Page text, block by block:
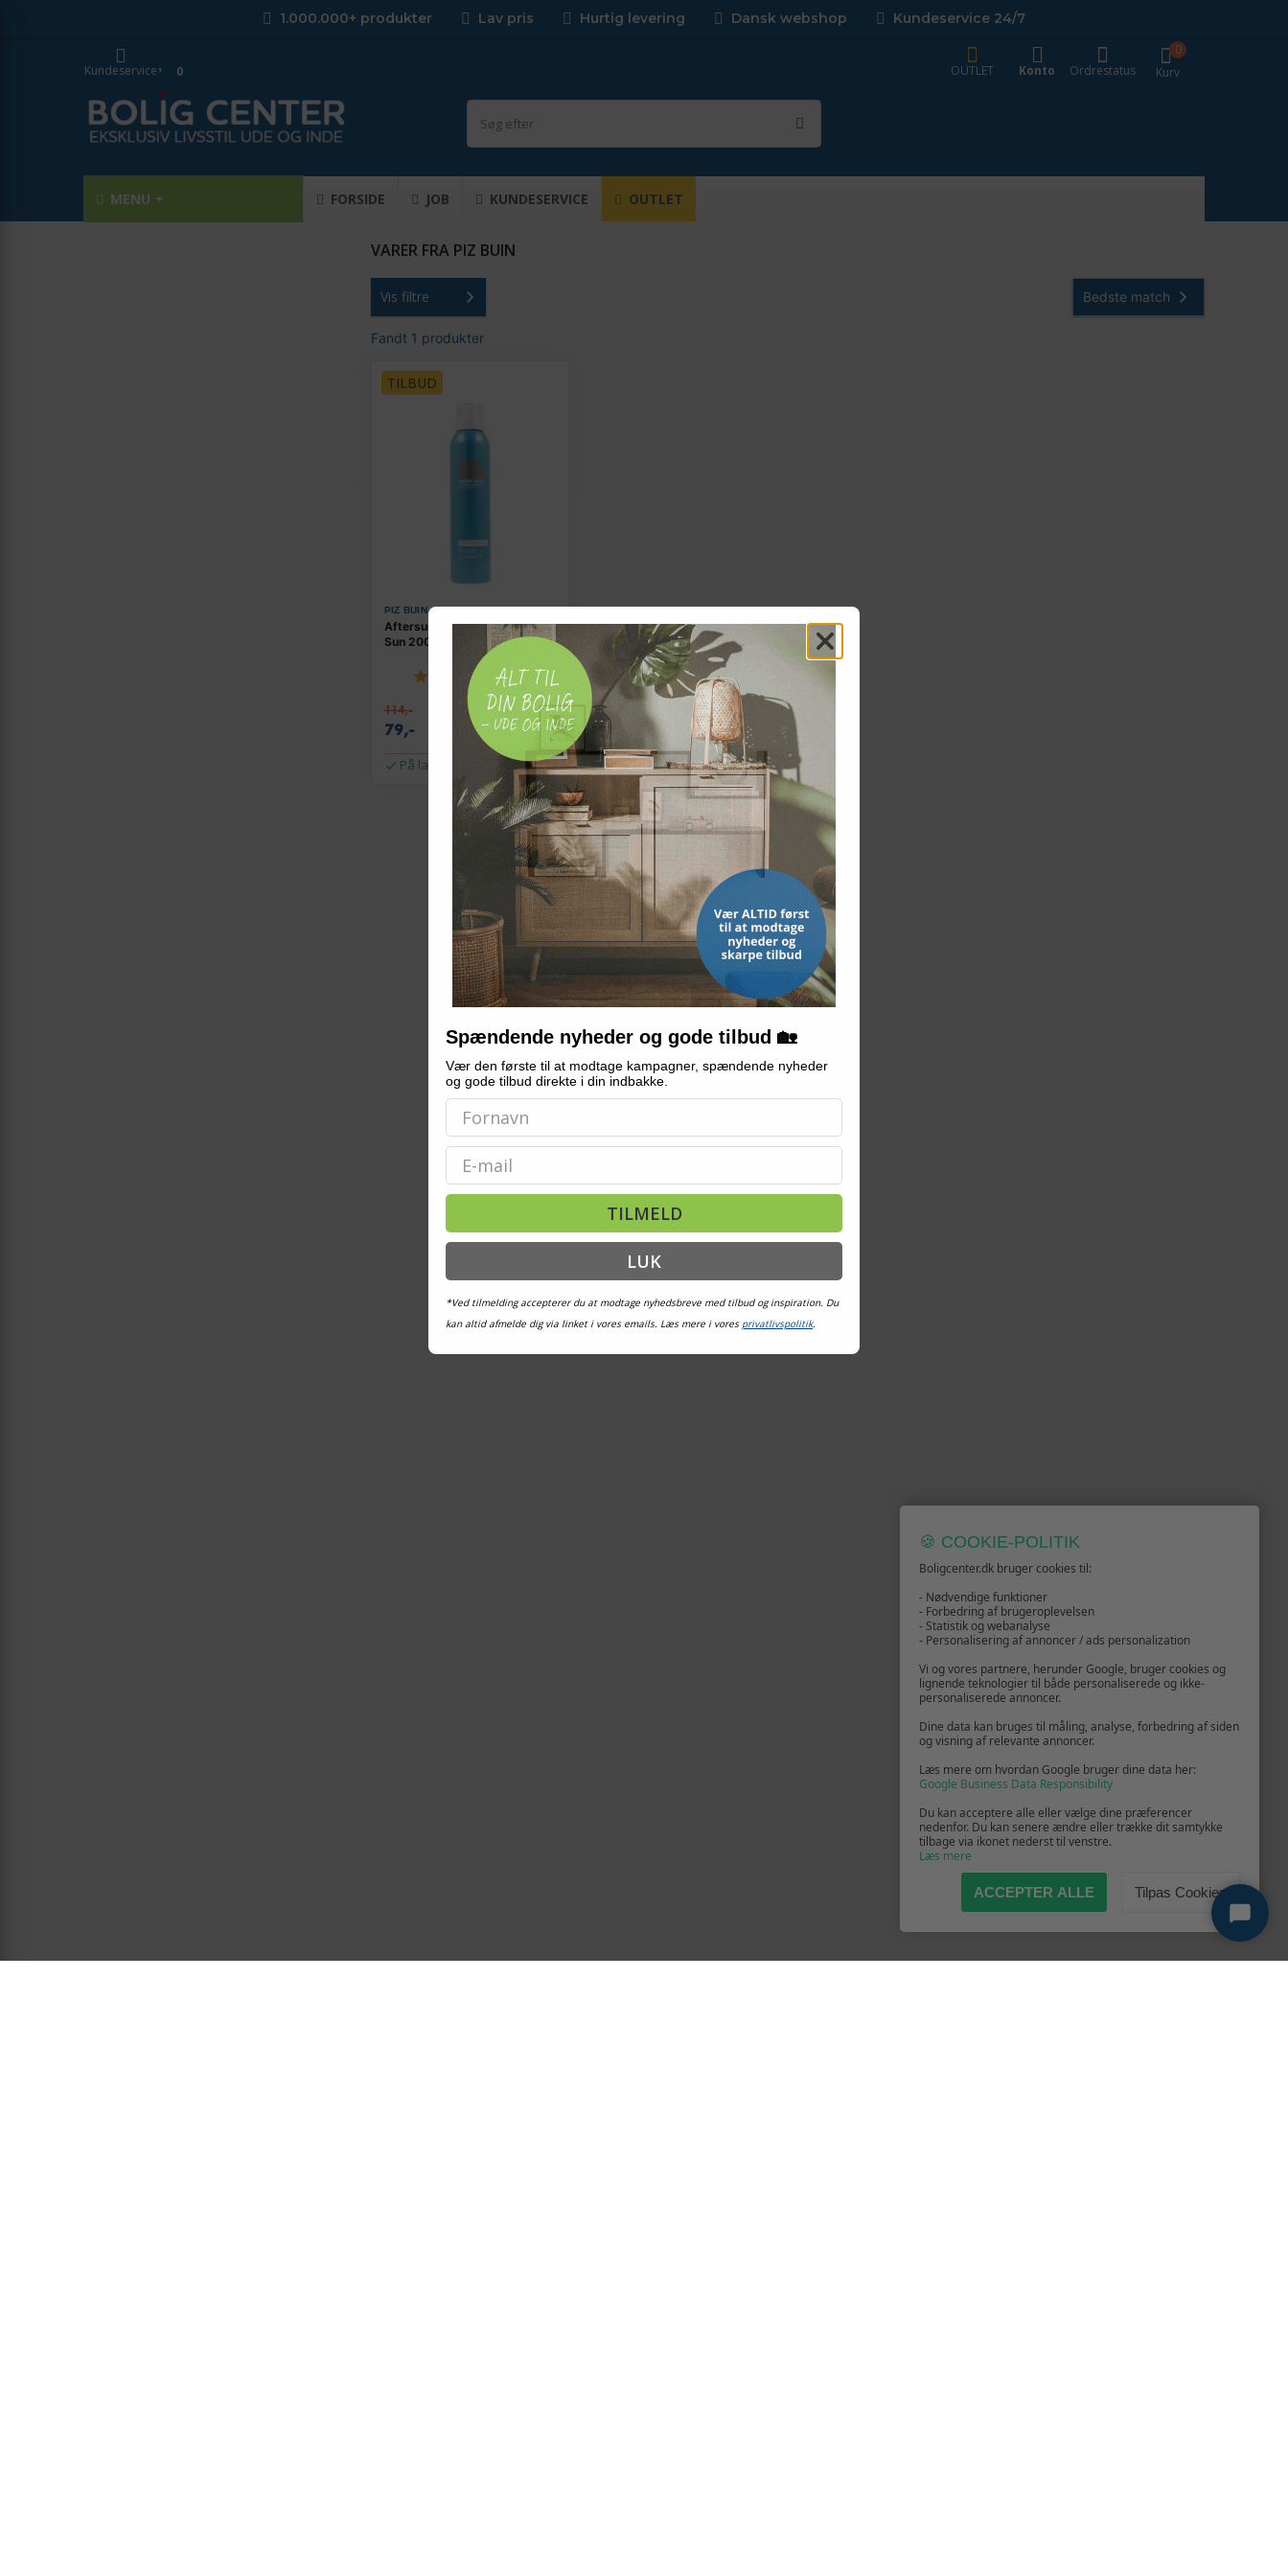
1.000.000+ produkter Lav pris Hurtig levering Dansk webshop Kundeservice 24/7
Kurv
0
OUTLET
Konto Ordrestatus
Kundeservice 0
MENU FORSIDE JOB KUNDESERVICE OUTLET
VARER FRA PIZ BUIN
Vis filtre
Fandt 1 produkter
TILBUD
PIZ BUIN
Aftersun spray Piz Buin After
Sun 200 ml
(259)
114,-
79,- Vis
På lager
🍪 COOKIE-POLITIK
Boligcenter.dk bruger cookies til:
- Nødvendige funktioner
- Forbedring af brugeroplevelsen
- Statistik og webanalyse
- Personalisering af annoncer / ads personalization
Vi og vores partnere, herunder Google, bruger cookies og
lignende teknologier til både personaliserede og ikke-
personaliserede annoncer.
Dine data kan bruges til måling, analyse, forbedring af siden
og visning af relevante annoncer.
Læs mere om hvordan Google bruger dine data her:
Google Business Data Responsibility
Du kan acceptere alle eller vælge dine præferencer
nedenfor. Du kan senere ændre eller trække dit samtykke
tilbage via ikonet nederst til venstre.
Læs mere
ACCEPTER ALLE Tilpas Cookies
Spændende nyheder og gode tilbud 🏡
Vær den første til at modtage kampagner, spændende nyheder
og gode tilbud direkte i din indbakke.
Email
TILMELD
LUK
*Ved tilmelding accepterer du at modtage nyhedsbreve med tilbud og inspiration. Du
kan altid afmelde dig via linket i vores emails. Læs mere i vores privatlivspolitik.